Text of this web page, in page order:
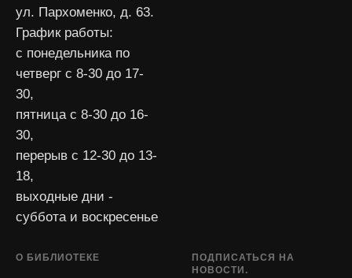
ул. Пархоменко, д. 63.
График работы:
с понедельника по
четверг с 8-30 до 17-
30,
пятница с 8-30 до 16-
30,
перерыв с 12-30 до 13-
18,
выходные дни -
суббота и воскресенье
О БИБЛИОТЕКЕ
ПОДПИСАТЬСЯ НА
НОВОСТИ.